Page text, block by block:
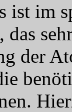
ist im
das
der